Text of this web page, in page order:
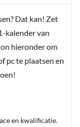
Dat kan! Zet
kalender van
hieronder om
pc te plaatsen en
en kwalificatie.